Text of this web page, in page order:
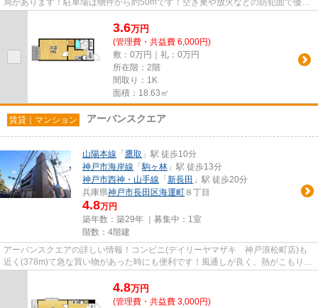
局があります！駐車場は物件から約50mです！空き巣や放火などの防犯面で優れ
3.6万円
(管理費・共益費 6,000円)
敷：0万円｜礼：0万円
所在階：2階
間取り：1K
面積：18.63㎡
賃貸｜マンション アーバンスクエア
山陽本線 「 鷹取 」駅 徒歩10分
神戸市海岸線 「駒ヶ林 」駅 徒歩13分
神戸市西神・山手線 「 新長田 」駅 徒歩20分
兵庫県神戸市長田区海運町 ８丁目
4.8万円
築年数：築29年 ｜募集中： 1室
階数：4階建
アーバンスクエアの詳しい情報！コンビニ(デイリーヤマザキ 神戸浪松町店)も
近く(378m)て急な買い物があった時にも便利です！風通しが良く、熱がこもりに
4.8万円
(管理費・共益費 3,000円)